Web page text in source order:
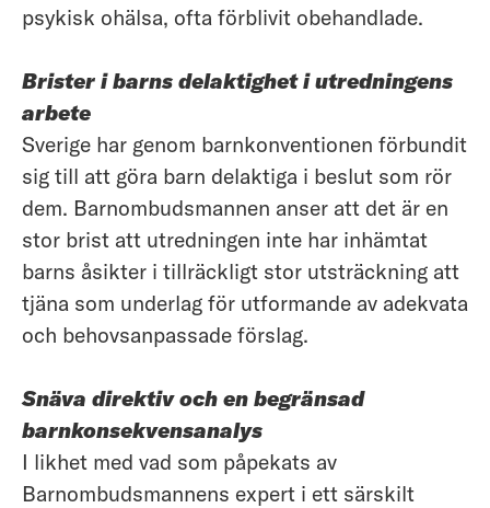
psykisk ohälsa, ofta förblivit obehandlade.
Brister i barns delaktighet i utredningens
arbete
Sverige har genom barnkonventionen förbundit
sig till att göra barn delaktiga i beslut som rör
dem. Barnombudsmannen anser att det är en
stor brist att utredningen inte har inhämtat
barns åsikter i tillräckligt stor utsträckning att
tjäna som underlag för utformande av adekvata
och behovsanpassade förslag.
Snäva direktiv och en begränsad
barnkonsekvensanalys
I likhet med vad som påpekats av
Barnombudsmannens expert i ett särskilt